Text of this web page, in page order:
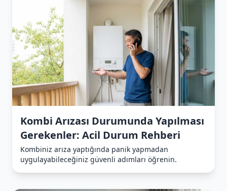
Kombi Arızası Durumunda Yapılması
Gerekenler: Acil Durum Rehberi
Kombiniz arıza yaptığında panik yapmadan
uygulayabileceğiniz güvenli adımları öğrenin.